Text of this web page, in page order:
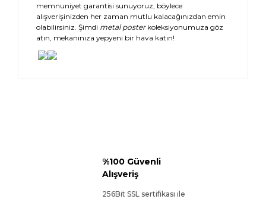
memnuniyet garantisi sunuyoruz, böylece
alışverişinizden her zaman mutlu kalacağınızdan emin
olabilirsiniz. Şimdi metal posterkoleksiyonumuza göz
atın, mekanınıza yepyeni bir hava katın!
%100 Güvenli
Alışveriş
256Bit SSL sertifikası ile